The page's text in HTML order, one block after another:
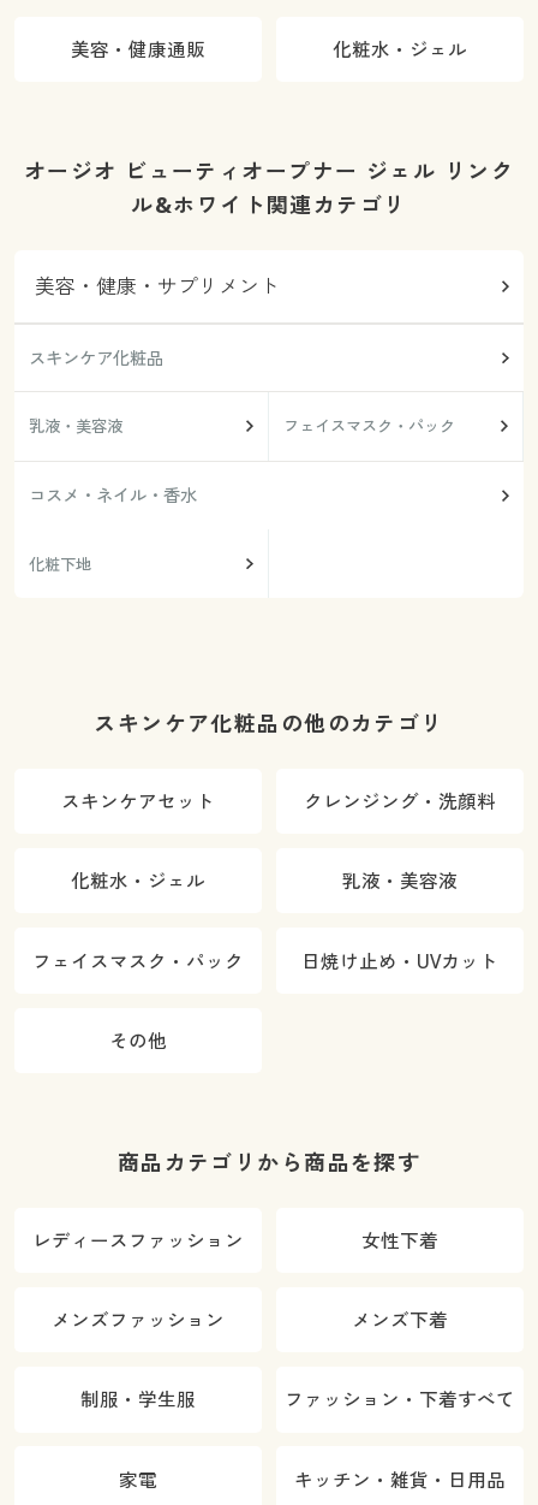
美容・健康通販 化粧水・ジェル
オージオ ビューティオープナー ジェル リンク
ル&ホワイト関連カテゴリ
美容・健康・サプリメント
スキンケア化粧品
乳液・美容液 フェイスマスク・パック
コスメ・ネイル・香水
化粧下地
スキンケア化粧品の他のカテゴリ
スキンケアセット クレンジング・洗顔料
化粧水・ジェル 乳液・美容液
フェイスマスク・パック 日焼け止め・UVカット
その他
商品カテゴリから商品を探す
レディースファッション 女性下着
メンズファッション メンズ下着
制服・学生服 ファッション・下着すべて
家電 キッチン・雑貨・日用品